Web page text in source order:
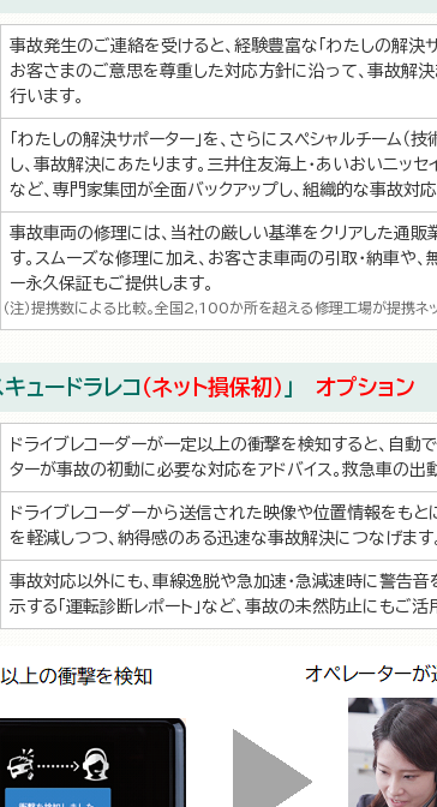
事故発生のご連絡を受けると、経験豊富な「わたしの解決
お客さまのご意思を尊重した対応方針に沿って、事故解
行います。
「わたしの解決サポーター」を、さらにスペシャルチーム（
し、事故解決にあたります。三井住友海上・あいおいニッ
など、専門家集団が全面バックアップし、組織的な事故対応
事故車両の修理には、当社の厳しい基準をクリアした通
す。スムーズな修理に加え、お客さま車両の引取・納車や
ー永久保証もご提供します。
提携数による比較。全国2,100か所を超える修理工場が提携ネッ
ュードラレコ （ネット損保初） 」オプション
ドライブレコーダーが一定以上の衝撃を検知すると、自動
ターが事故の初動に必要な対応をアドバイス。救急車の出
ドライブレコーダーから送信された映像や位置情報をも
を軽減しつつ、納得感のある迅速な事故解決につなげます
事故対応以外にも、車線逸脱や急加速・急減速時に警告音
示する「運転診断レポート」など、事故の未然防止にもご活